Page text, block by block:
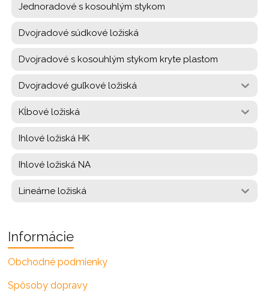
Jednoradové s kosouhlým stykom
Dvojradové súdkové ložiská
Dvojradové s kosouhlým stykom kryte plastom
Dvojradové guľkové ložiská
Kĺbové ložiská
Ihlové ložiská HK
Ihlové ložiská NA
Lineárne ložiská
Informácie
Obchodné podmienky
Spôsoby dopravy